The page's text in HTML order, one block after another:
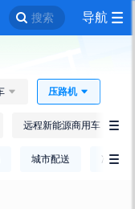
搜索 导航
 压路机 
远程新能源商用车 
城市配送 冷链运
